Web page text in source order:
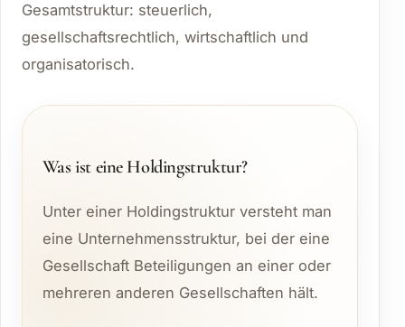
Gesamtstruktur: steuerlich,
gesellschaftsrechtlich, wirtschaftlich und
organisatorisch.
Was ist eine Holdingstruktur?
Unter einer Holdingstruktur versteht man
eine Unternehmensstruktur, bei der eine
Gesellschaft Beteiligungen an einer oder
mehreren anderen Gesellschaften hält.